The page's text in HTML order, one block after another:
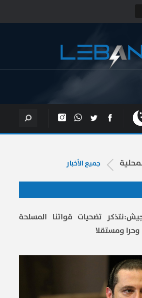
جميع الأخبار
تضحيات قواتنا المسلحة
ومستقلا